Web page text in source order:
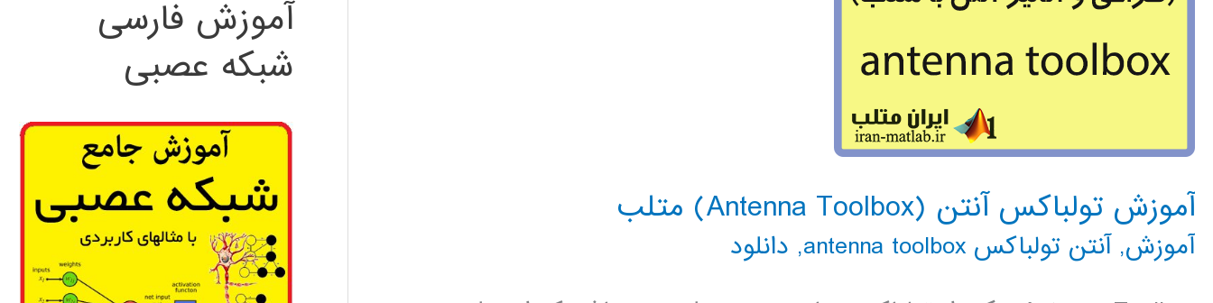
آموزش تولباکس آنتن (Antenna Toolbox) متلب
آموزش,آنتن تولباکس antenna toolbox , دانلود
آموزش فارسی
شبکه عصبی